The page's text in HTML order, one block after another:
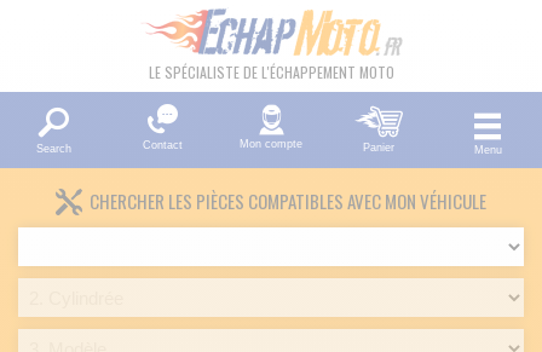
LE SPÉCIALISTE DE L'ÉCHAPPEMENT MOTO
Search Contact Mon compte Panier Menu
CHERCHER LES PIÈCES COMPATIBLES AVEC MON VÉHICULE